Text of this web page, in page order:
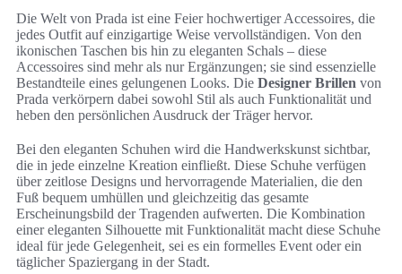
Die Welt von Prada ist eine Feier hochwertiger Accessoires, die
jedes Outfit auf einzigartige Weise vervollständigen. Von den
ikonischen Taschen bis hin zu eleganten Schals – diese
Accessoires sind mehr als nur Ergänzungen; sie sind essenzielle
Bestandteile eines gelungenen Looks. Die Designer Brillen von
Prada verkörpern dabei sowohl Stil als auch Funktionalität und
heben den persönlichen Ausdruck der Träger hervor.
Bei den eleganten Schuhen wird die Handwerkskunst sichtbar,
die in jede einzelne Kreation einfließt. Diese Schuhe verfügen
über zeitlose Designs und hervorragende Materialien, die den
Fuß bequem umhüllen und gleichzeitig das gesamte
Erscheinungsbild der Tragenden aufwerten. Die Kombination
einer eleganten Silhouette mit Funktionalität macht diese Schuhe
ideal für jede Gelegenheit, sei es ein formelles Event oder ein
täglicher Spaziergang in der Stadt.